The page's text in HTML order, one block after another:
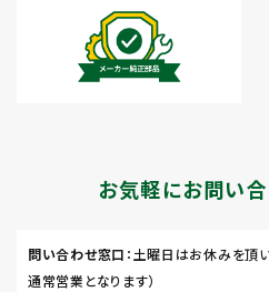
お気軽にお問い合
問い合わせ窓口 ：土曜日はお休みを頂
通常営業となります）